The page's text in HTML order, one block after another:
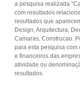
a pesquisa realizada
com resultados
resultados que
Design, Arquitectura,
Camaras, Construcao.
para esta pesquisa com
e financeiros das
atividade ou
resultados.